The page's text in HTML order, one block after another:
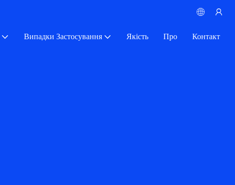
Випадки Застосування Якість Про Контакт